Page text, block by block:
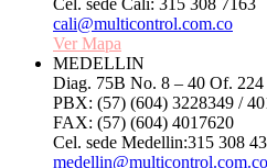
cali@multicontrol.com.co
Ver Mapa
MEDELLIN
Diag. 75B No. 8 – 40 Of. 224
PBX: (57) (604) 3228349 /
FAX: (57) (604) 4017620
Cel. sede Medellin:315 308
medellin@multicontrol.com.co